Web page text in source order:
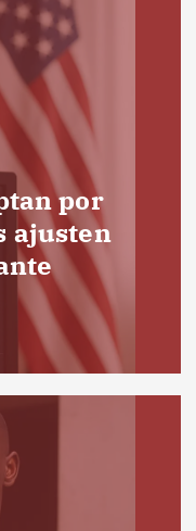
por
ajusten